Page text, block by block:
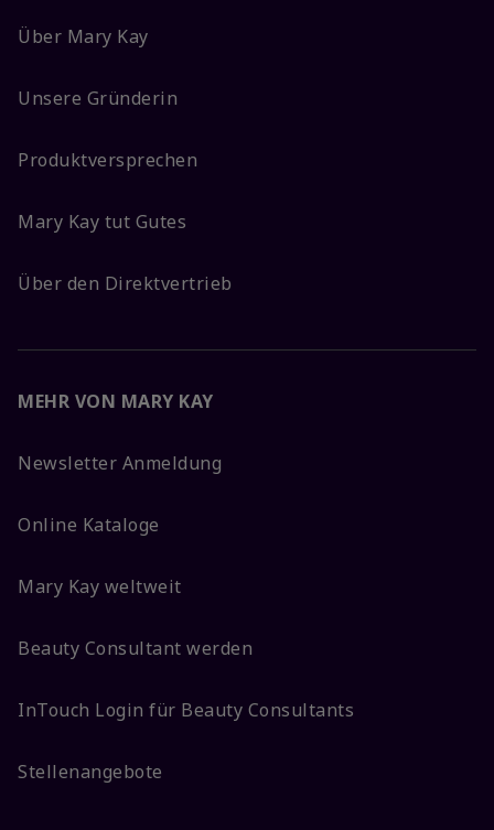
Über Mary Kay
Unsere Gründerin
Produktversprechen
Mary Kay tut Gutes
Über den Direktvertrieb
MEHR VON MARY KAY
Newsletter Anmeldung
Online Kataloge
Mary Kay weltweit
Beauty Consultant werden
InTouch Login für Beauty Consultants
Stellenangebote